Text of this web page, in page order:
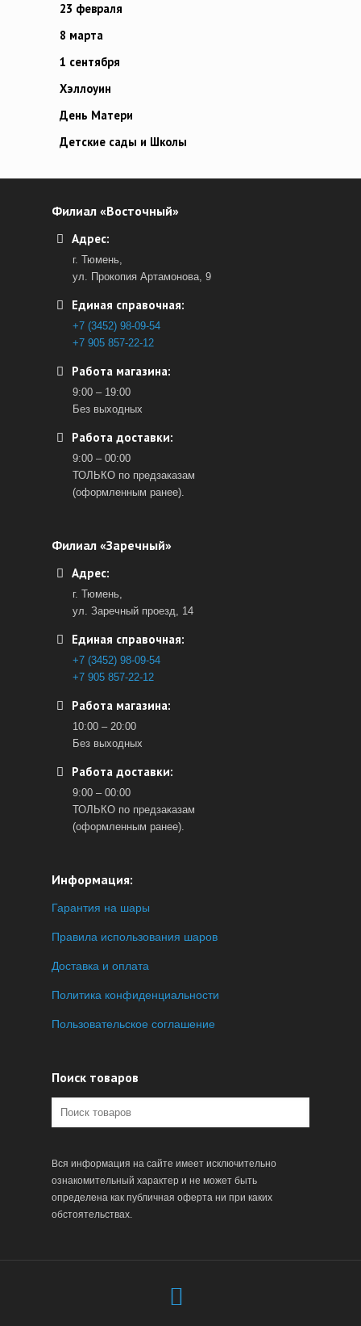
23 февраля
8 марта
1 сентября
Хэллоуин
День Матери
Детские сады и Школы
Филиал «Восточный»
Адрес:
г. Тюмень,
ул. Прокопия Артамонова, 9
Единая справочная:
+7 (3452) 98-09-54
+7 905 857-22-12
Работа магазина:
9:00 – 19:00
Без выходных
Работа доставки:
9:00 – 00:00
ТОЛЬКО по предзаказам
(оформленным ранее).
Филиал «Заречный»
Адрес:
г. Тюмень,
ул. Заречный проезд, 14
Единая справочная:
+7 (3452) 98-09-54
+7 905 857-22-12
Работа магазина:
10:00 – 20:00
Без выходных
Работа доставки:
9:00 – 00:00
ТОЛЬКО по предзаказам
(оформленным ранее).
Информация:
Гарантия на шары
Правила использования шаров
Доставка и оплата
Политика конфиденциальности
Пользовательское соглашение
Поиск товаров
Вся информация на сайте имеет исключительно
ознакомительный характер и не может быть
определена как публичная оферта ни при каких
обстоятельствах.